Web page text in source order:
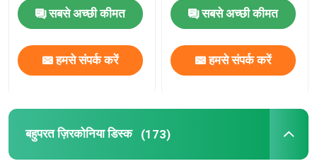
समाचार
उद्धरण मांगें
सबसे अच्छी कीमत
हमसे संपर्क करें
सबसे अच्छी कीमत
हमसे संपर्क करें
बहुपरत ज़िरकोनिया डिस्क (173)